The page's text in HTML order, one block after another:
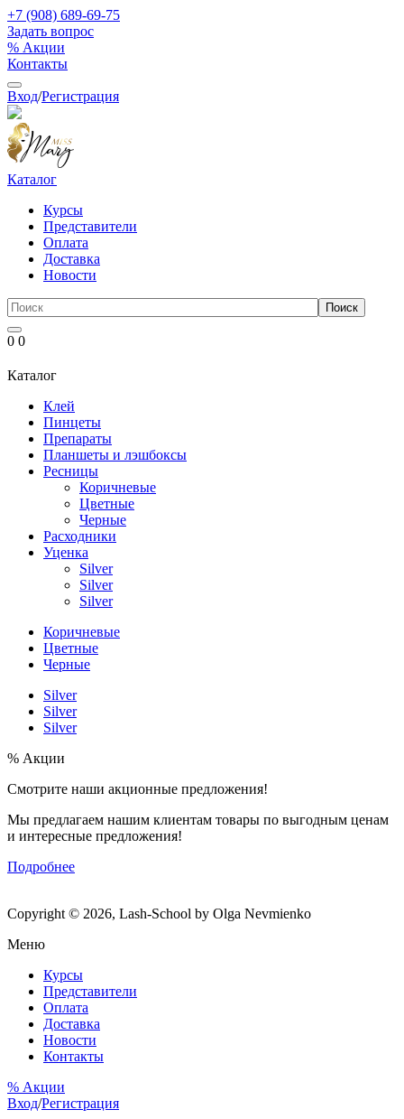
+7 (908) 689-69-75
Задать вопрос
% Акции
Контакты
Вход/Регистрация
Каталог
Курсы
Представители
Оплата
Доставка
Новости
0 0
Каталог
Клей
Пинцеты
Препараты
Планшеты и лэшбоксы
Ресницы
Коричневые
Цветные
Черные
Расходники
Уценка
Silver
Silver
Silver
Коричневые
Цветные
Черные
Silver
Silver
Silver
% Акции
Смотрите наши акционные предложения!
Мы предлагаем нашим клиентам товары по выгодным ценам
и интересные предложения!
Подробнее
Copyright © 2026, Lash-School by Olga Nevmienko
Меню
Курсы
Представители
Оплата
Доставка
Новости
Контакты
% Акции
Вход/Регистрация